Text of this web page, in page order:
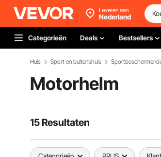
Leveren aan
Nederland
Categorieën Deals Bestsellers
Huis Sport en buitenshuis
Motorhelm
15 Resultaten